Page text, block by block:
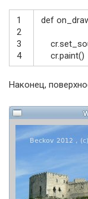
1
2
3
4
def
cr.
cr.paint()
Наконец,